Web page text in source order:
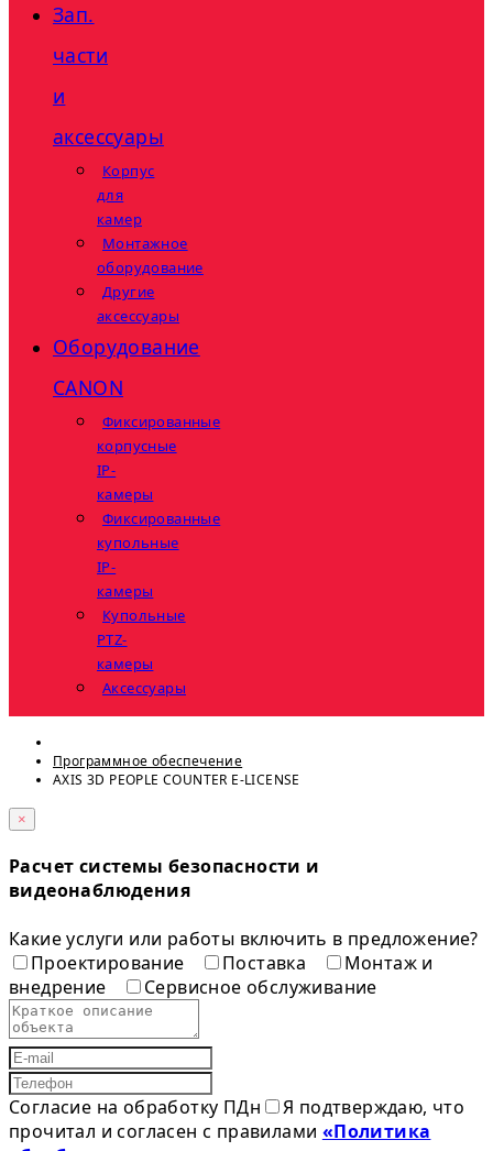
Зап.
части
и
аксессуары
Корпус
для
камер
Монтажное
оборудование
Другие
аксессуары
Оборудование
CANON
Фиксированные
корпусные
IP-
камеры
Фиксированные
купольные
IP-
камеры
Купольные
PTZ-
камеры
Аксессуары
Программное обеспечение
AXIS 3D PEOPLE COUNTER E-LICENSE
×
Расчет системы безопасности и
видеонаблюдения
Какие услуги или работы включить в предложение?
Проектирование
Поставка
Монтаж и
внедрение
Сервисное обслуживание
Согласие на обработку ПДн
Я подтверждаю, что
прочитал и согласен с правилами «Политика